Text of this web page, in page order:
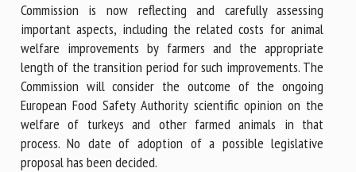
Commission is now reflecting and carefully assessing
important aspects, including the related costs for animal
welfare improvements by farmers and the appropriate
length of the transition period for such improvements. The
Commission will consider the outcome of the ongoing
European Food Safety Authority scientific opinion on the
welfare of turkeys and other farmed animals in that
process. No date of adoption of a possible legislative
proposal has been decided.